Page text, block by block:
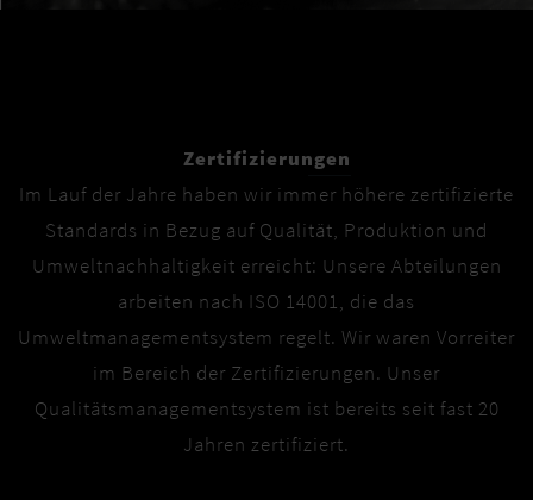
Zertifizierungen
Im Lauf der Jahre haben wir immer höhere zertifizierte
Standards in Bezug auf Qualität, Produktion und
Umweltnachhaltigkeit erreicht: Unsere Abteilungen
arbeiten nach ISO 14001, die das
Umweltmanagementsystem regelt. Wir waren Vorreiter
im Bereich der Zertifizierungen. Unser
Qualitätsmanagementsystem ist bereits seit fast 20
Jahren zertifiziert.